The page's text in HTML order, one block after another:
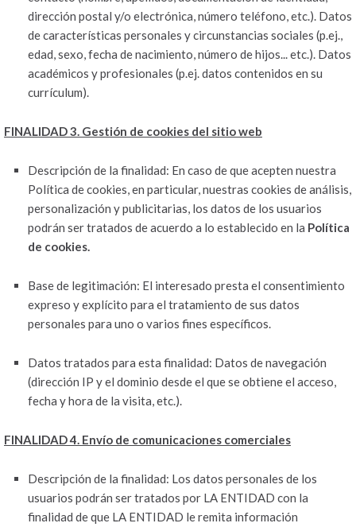
dirección postal y/o electrónica, número teléfono, etc.). Datos
de características personales y circunstancias sociales (p.ej.,
edad, sexo, fecha de nacimiento, número de hijos... etc.). Datos
académicos y profesionales (p.ej. datos contenidos en su
currículum).
FINALIDAD 3. Gestión de cookies del sitio web
Descripción de la finalidad: En caso de que acepten nuestra
Política de cookies, en particular, nuestras cookies de análisis,
personalización y publicitarias, los datos de los usuarios
podrán ser tratados de acuerdo a lo establecido en la Política
de cookies.
Base de legitimación: El interesado presta el consentimiento
expreso y explícito para el tratamiento de sus datos
personales para uno o varios fines específicos.
Datos tratados para esta finalidad: Datos de navegación
(dirección IP y el dominio desde el que se obtiene el acceso,
fecha y hora de la visita, etc.).
FINALIDAD 4. Envío de comunicaciones comerciales
Descripción de la finalidad: Los datos personales de los
usuarios podrán ser tratados por LA ENTIDAD con la
finalidad de que LA ENTIDAD le remita información